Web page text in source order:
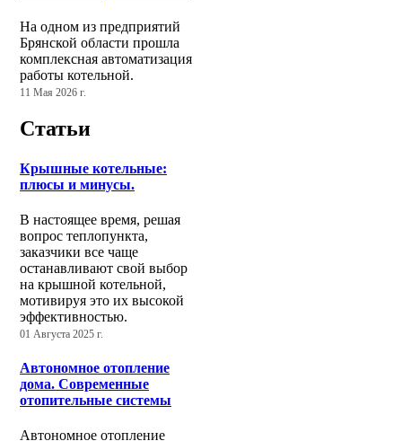
На одном из предприятий
Брянской области прошла
комплексная автоматизация
работы котельной.
11 Мая 2026 г.
Статьи
Крышные котельные:
плюсы и минусы.
В настоящее время, решая
вопрос теплопункта,
заказчики все чаще
останавливают свой выбор
на крышной котельной,
мотивируя это их высокой
эффективностью.
01 Августа 2025 г.
Автономное отопление
дома. Современные
отопительные системы
Автономное отопление